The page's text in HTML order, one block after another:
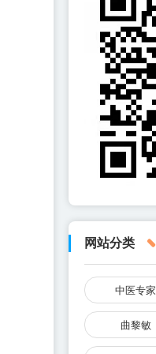
网站分类
中医专家
曲黎敏